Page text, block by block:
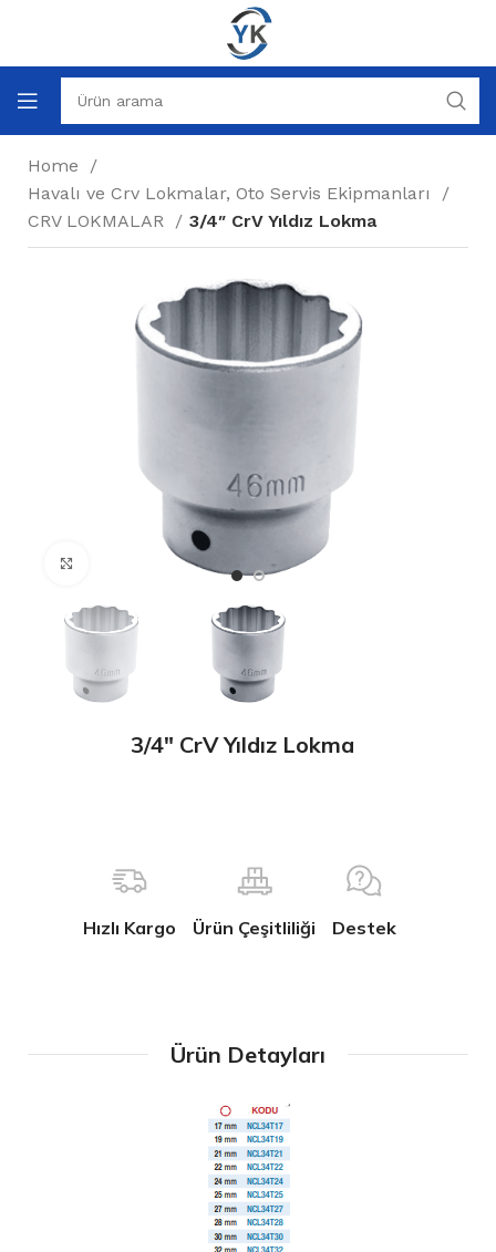
Home
Havalı ve Crv Lokmalar, Oto Servis Ekipmanları
CRV LOKMALAR
3/4″ CrV Yıldız Lokma
Büyütmek için tıklayın
3/4″ CrV Yıldız Lokma
Hızlı Kargo Ürün Çeşitliliği Destek
Ürün Detayları